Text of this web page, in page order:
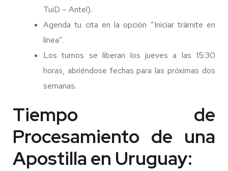
TuiD – Antel).
Agenda tu cita en la opción “Iniciar trámite en
línea”.
Los turnos se liberan los jueves a las 15:30
horas, abriéndose fechas para las próximas dos
semanas.
Tiempo de
Procesamiento de una
Apostilla en Uruguay: